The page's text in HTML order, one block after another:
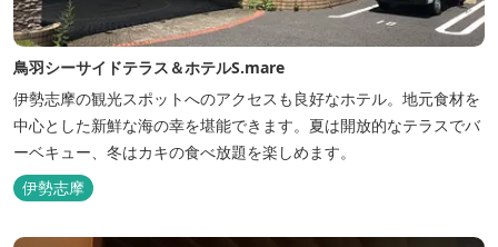
鳥羽シーサイドテラス＆ホテルS.mare
伊勢志摩の観光スポットへのアクセスも良好なホテル。地元食材を
中心とした新鮮な海の幸を堪能できます。夏は開放的なテラスでバ
ーベキュー、冬はカキの食べ放題を楽しめます。
伊勢志摩